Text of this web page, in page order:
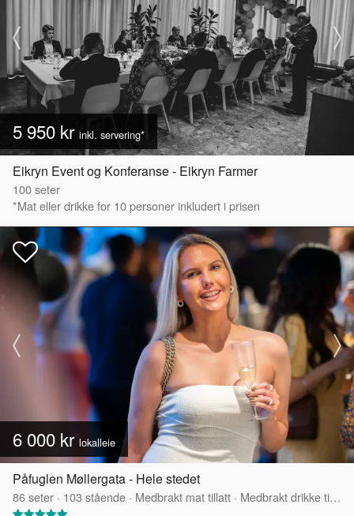
5 950 kr inkl. servering*
Eikryn Event og Konferanse - Eikryn Farmer
100seter
*Mat eller drikke for 10 personer inkludert i prisen
6 000 kr lokalleie
Påfuglen Møllergata - Hele stedet
86seter · 103 stående · Medbrakt mat tillatt · Medbrakt drikke tillatt